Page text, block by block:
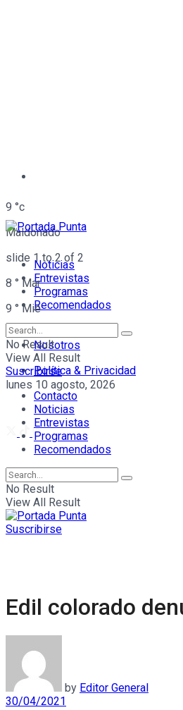
9 °c
Maldonado
slide 1 to 2of 2
8 ° Mar
9 ° Mié
Nosotros
Política & Privacidad
Contacto
Noticias
Entrevistas
Programas
Recomendados
No Result
View All Result
Suscribirse
lunes 10 agosto, 2026
Noticias
Entrevistas
Programas
Recomendados
No Result
View All Result
Suscribirse
Edil colorado
by Editor General
30/04/2021